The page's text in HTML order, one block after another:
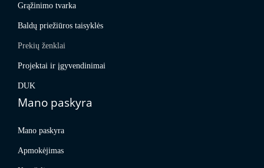
Grąžinimo tvarka
Baldų priežiūros taisyklės
Prekių ženklai
Projektai ir įgyvendinimai
DUK
Mano paskyra
Mano paskyra
Apmokėjimas